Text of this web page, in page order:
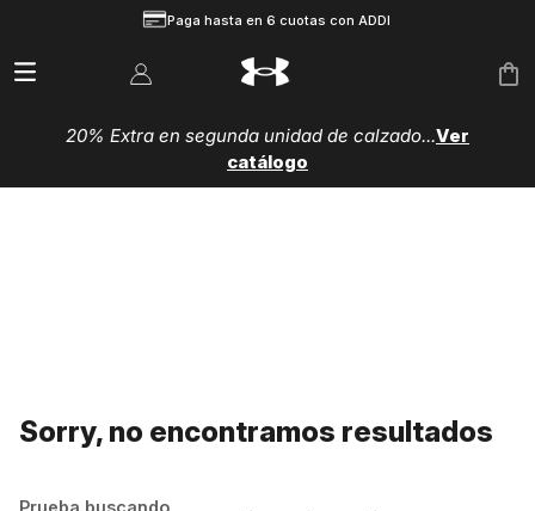
Paga hasta en 6 cuotas con ADDI
20% Extra en segunda unidad de calzado...Ver
catálogo
Sorry, no encontramos resultados